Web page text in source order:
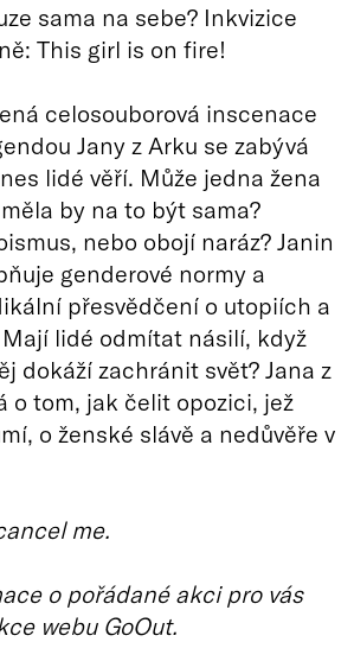
sama na sebe? Inkvizice
This girl is on fire!
celosouborová inscenace
Jany z Arku se zabývá
lidé věří. Může jedna žena
by na to být sama?
nebo obojí naráz? Janin
genderové normy a
přesvědčení o utopiích a
lidé odmítat násilí, když
dokáží zachránit svět? Jana z
o tom, jak čelit opozici, jež
o ženské slávě a nedůvěře v
me.
o pořádané akci pro vás
webu GoOut.